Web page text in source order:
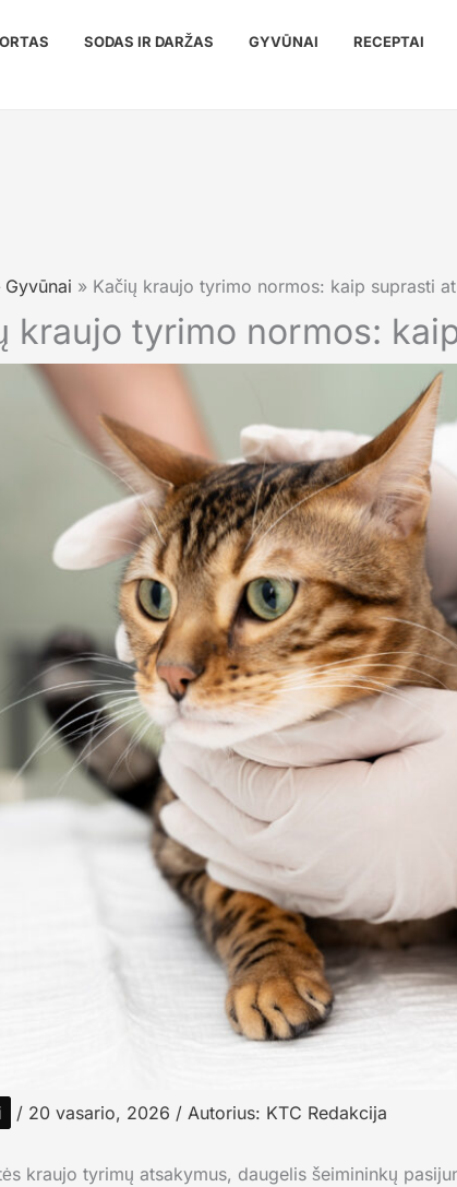
SODAS IR DARŽAS GYVŪNAI RECEPTAI
Gyvūnai Kačių kraujo tyrimo normos: kaip suprasti
kraujo tyrimo normos:
/ 20 vasario, 2026 / Autorius: KTC Redakcija
kraujo tyrimų atsakymus, daugelis šeimininkų